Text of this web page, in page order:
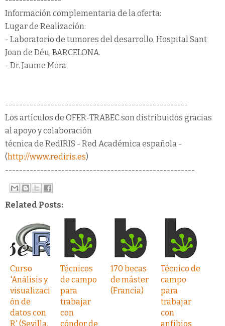
Información complementaria de la oferta:
Lugar de Realización:
- Laboratorio de tumores del desarrollo, Hospital Sant
Joan de Déu, BARCELONA.
- Dr. Jaume Mora
----------------------------------------------------
Los artículos de OFER-TRABEC son distribuidos gracias
al apoyo y colaboración
técnica de RedIRIS - Red Académica española -
(http://www.rediris.es)
------------------------------------------------------
Related Posts:
Curso
'Análisis y
visualizaci
ón de
datos con
R' (Sevilla,
Técnicos
de campo
para
trabajar
con
cóndor de
170 becas
de máster
(Francia)
Técnico de
campo
para
trabajar
con
anfibios